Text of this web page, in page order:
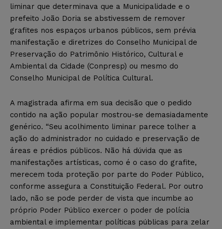
liminar que determinava que a Municipalidade e o
prefeito João Doria se abstivessem de remover
grafites nos espaços urbanos públicos, sem prévia
manifestação e diretrizes do Conselho Municipal de
Preservação do Patrimônio Histórico, Cultural e
Ambiental da Cidade (Conpresp) ou mesmo do
Conselho Municipal de Política Cultural.
A magistrada afirma em sua decisão que o pedido
contido na ação popular mostrou-se demasiadamente
genérico. “Seu acolhimento liminar parece tolher a
ação do administrador no cuidado e preservação de
áreas e prédios públicos. Não há dúvida que as
manifestações artísticas, como é o caso do grafite,
merecem toda proteção por parte do Poder Público,
conforme assegura a Constituição Federal. Por outro
lado, não se pode perder de vista que incumbe ao
próprio Poder Público exercer o poder de polícia
ambiental e implementar políticas públicas para zelar